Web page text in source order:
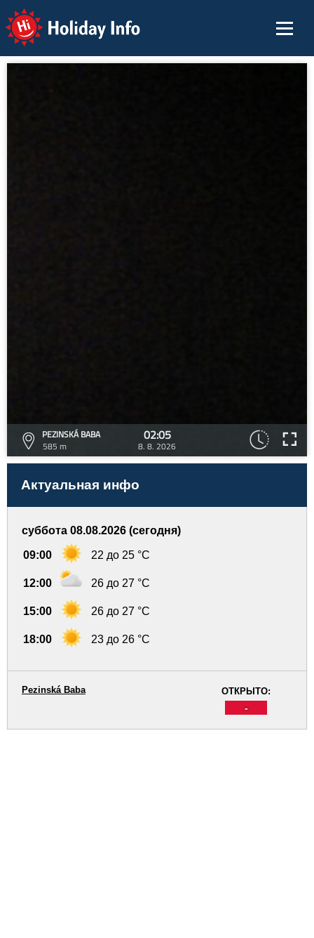
Holiday Info
PEZINSKÁ BABA
585 m
02:05
8. 8. 2026
Актуальная инфо
суббота 08.08.2026 (сегодня)
09:00 22 до 25 °C
12:00 26 до 27 °C
15:00 26 до 27 °C
18:00 23 до 26 °C
ОТКРЫТО:
-
Pezinská Baba